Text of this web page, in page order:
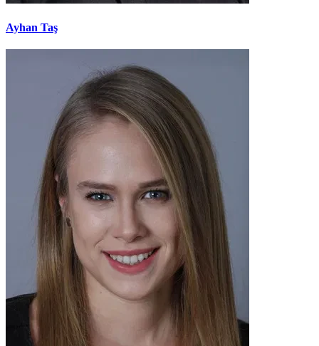
Ayhan Taş